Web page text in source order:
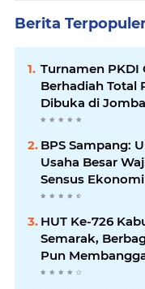
Berita
Turnamen PKDI
Berhadiah Total
Dibuka di
Jatim Syaifullah
Komunikasi
Memajukan
BPS Sampang:
Usaha Besar
Sensus
Kebijakan Tepat
HUT Ke-726
Semarak,
Pun